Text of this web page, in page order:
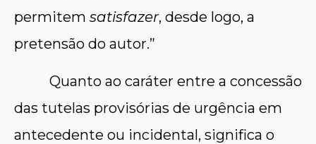
permitem satisfazer, desde logo, a
pretensão do autor.”
Quanto ao caráter entre a concessão
das tutelas provisórias de urgência em
antecedente ou incidental, significa o